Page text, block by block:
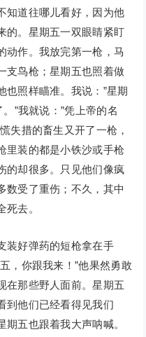
知道往哪儿看好，因为他
的。星期五一双眼睛紧盯
动作。我放完第一枪，马
支鸟枪；星期五也照着做
也照样瞄准。我说：”星期
”我就说：”凭上帝的名
失措的畜生又开了一枪，
里装的都是小铁沙或手枪
的却很多。只见他们像疯
数受了重伤；不久，其中
去。
装好弹药的短枪拿在手
，你跟我来！”他果然勇敢
在那些野人面前。星期五
到他们已经看得见我们
五也跟着我大声呐喊。